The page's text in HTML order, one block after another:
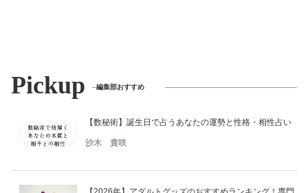
Pickup 編集部おすすめ
【数秘術】誕生日で占うあなたの運勢と性格・相性占い
沙木 貴咲